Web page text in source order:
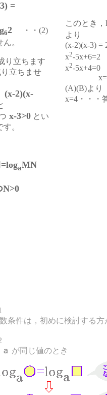
=
62
・・(2)
。
り立ちます
立ちませ
(x-2)(x-
x-3>0 とい
。
aMN
N>0
このとき，
より
(x-2)(x-3) =
x2-5x+6=2
x2-5x+4=0
(A)(B)より
x=4・・・
条件は，初めに検討する方
ａ が同じ値のとき